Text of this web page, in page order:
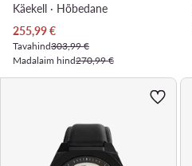
Käekell · Hõbedane
Praegune hind
255,99€
Tavahind303,99 €
Madalaim hind270,99 €